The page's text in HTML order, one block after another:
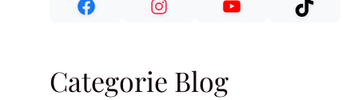
Categorie Blog